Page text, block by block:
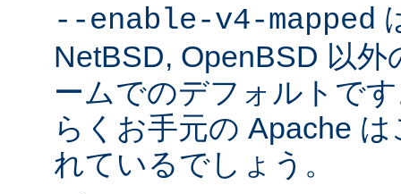
--enable-v4-mapped
NetBSD, OpenBSD 以
ームでのデフォルトで
らくお手元の Apache
れているでしょう。